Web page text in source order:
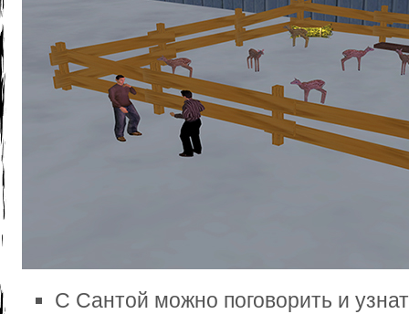
С Сантой можно поговорить и